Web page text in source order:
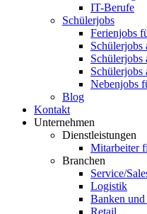
IT-Berufe
Schülerjobs
Ferienjobs
Schülerjobs
Schülerjobs
Schülerjobs
Nebenjobs
Blog
Kontakt
Unternehmen
Dienstleistungen
Mitarbeiter
Branchen
Service/
Logistik
Banken und
Retail